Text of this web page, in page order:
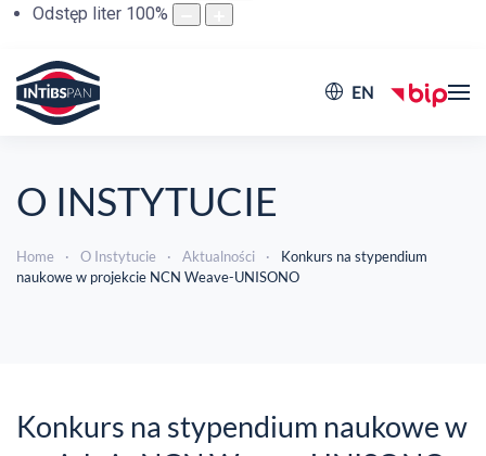
Odstęp liter 100%
EN
O INSTYTUCIE
Home O Instytucie Aktualności
Konkurs na stypendium
naukowe w projekcie NCN Weave-UNISONO
Konkurs na stypendium naukowe w